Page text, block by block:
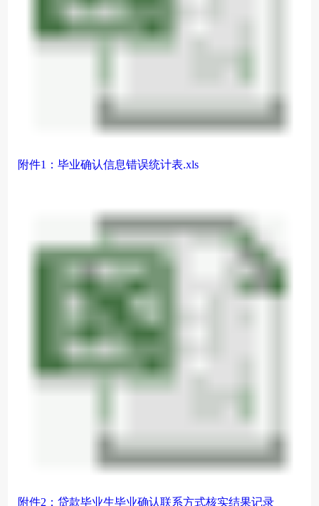
附件1：毕业确认信息错误统计表.xls
附件2：贷款毕业生毕业确认联系方式核实结果记录